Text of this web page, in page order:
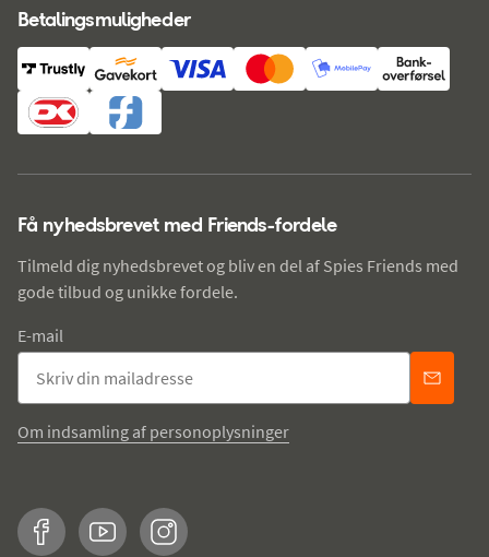
Betalingsmuligheder
Få nyhedsbrevet med Friends-fordele
Tilmeld dig nyhedsbrevet og bliv en del af Spies Friends med
gode tilbud og unikke fordele.
E-mail
Om indsamling af personoplysninger
FacebookYouTubeInstagram